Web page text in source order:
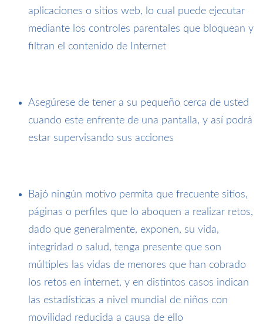
aplicaciones o sitios web, lo cual puede ejecutar
mediante los controles parentales que bloquean y
filtran el contenido de Internet
Asegúrese de tener a su pequeño cerca de usted
cuando este enfrente de una pantalla, y así podrá
estar supervisando sus acciones
Bajó ningún motivo permita que frecuente sitios,
páginas o perfiles que lo aboquen a realizar retos,
dado que generalmente, exponen, su vida,
integridad o salud, tenga presente que son
múltiples las vidas de menores que han cobrado
los retos en internet, y en distintos casos indican
las estadísticas a nivel mundial de niños con
movilidad reducida a causa de ello